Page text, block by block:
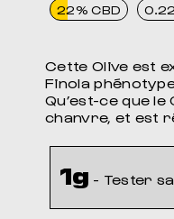
22% CBD
Cette Olive est
Finola
Qu’est-ce que
chanvre, et est
1g - Tester